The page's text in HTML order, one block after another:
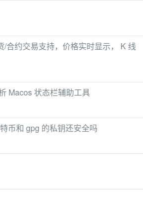
合约交易支持，价格实时显示， K 线
Macos 状态栏辅助工具
币和 gpg 的私钥还安全吗